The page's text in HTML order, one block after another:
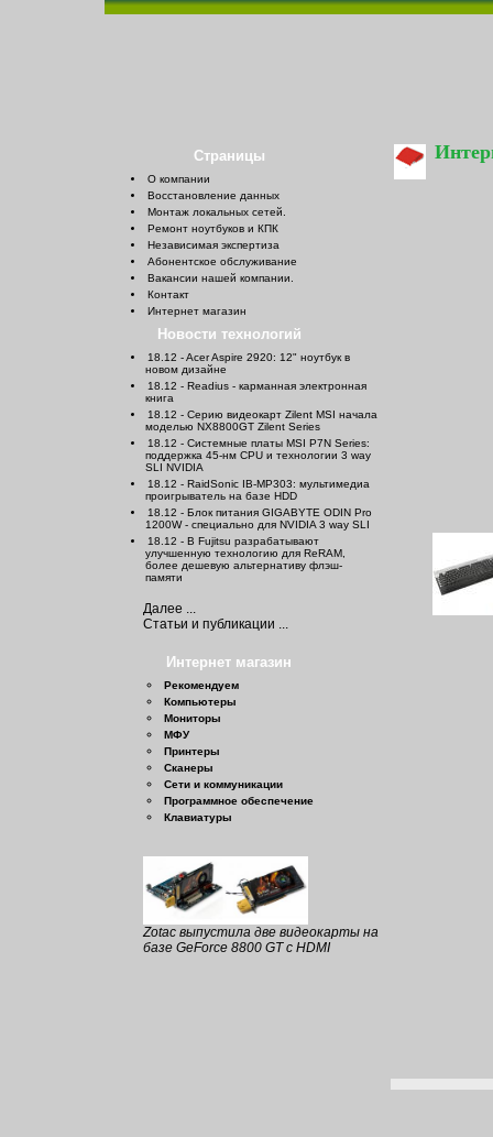
Страницы
О компании
Восстановление данных
Монтаж локальных сетей.
Ремонт ноутбуков и КПК
Независимая экспертиза
Абонентское обслуживание
Вакансии нашей компании.
Контакт
Интернет магазин
Новости технологий
18.12 - Acer Aspire 2920: 12" ноутбук в
новом дизайне
18.12 - Readius - карманная электронная
книга
18.12 - Серию видеокарт Zilent MSI начала
моделью NX8800GT Zilent Series
18.12 - Системные платы MSI P7N Series:
поддержка 45-нм CPU и технологии 3 way
SLI NVIDIA
18.12 - RaidSonic IB-MP303: мультимедиа
проигрыватель на базе HDD
18.12 - Блок питания GIGABYTE ODIN Pro
1200W - специально для NVIDIA 3 way SLI
18.12 - В Fujitsu разрабатывают
улучшенную технологию для ReRAM,
более дешевую альтернативу флэш-
памяти
Далее ...
Статьи и публикации ...
Интернет магазин
Рекомендуем
Компьютеры
Мониторы
МФУ
Принтеры
Сканеры
Сети и коммуникации
Программное обеспечение
Клавиатуры
Zotac выпустила две видеокарты на
базе GeForce 8800 GT с HDMI